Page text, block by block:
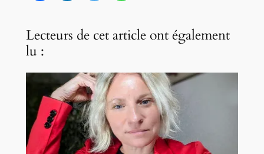
Lecteurs de cet article ont également
lu :